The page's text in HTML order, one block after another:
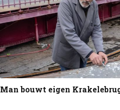
Man bouwt eigen